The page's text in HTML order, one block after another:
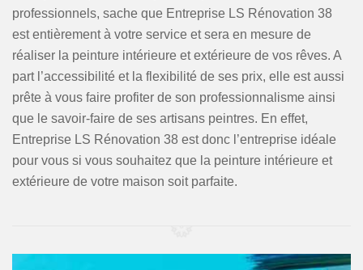
professionnels, sache que Entreprise LS Rénovation 38
est entièrement à votre service et sera en mesure de
réaliser la peinture intérieure et extérieure de vos rêves. A
part l’accessibilité et la flexibilité de ses prix, elle est aussi
prête à vous faire profiter de son professionnalisme ainsi
que le savoir-faire de ses artisans peintres. En effet,
Entreprise LS Rénovation 38 est donc l’entreprise idéale
pour vous si vous souhaitez que la peinture intérieure et
extérieure de votre maison soit parfaite.